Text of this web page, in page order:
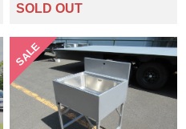
SOLD OUT
SALE